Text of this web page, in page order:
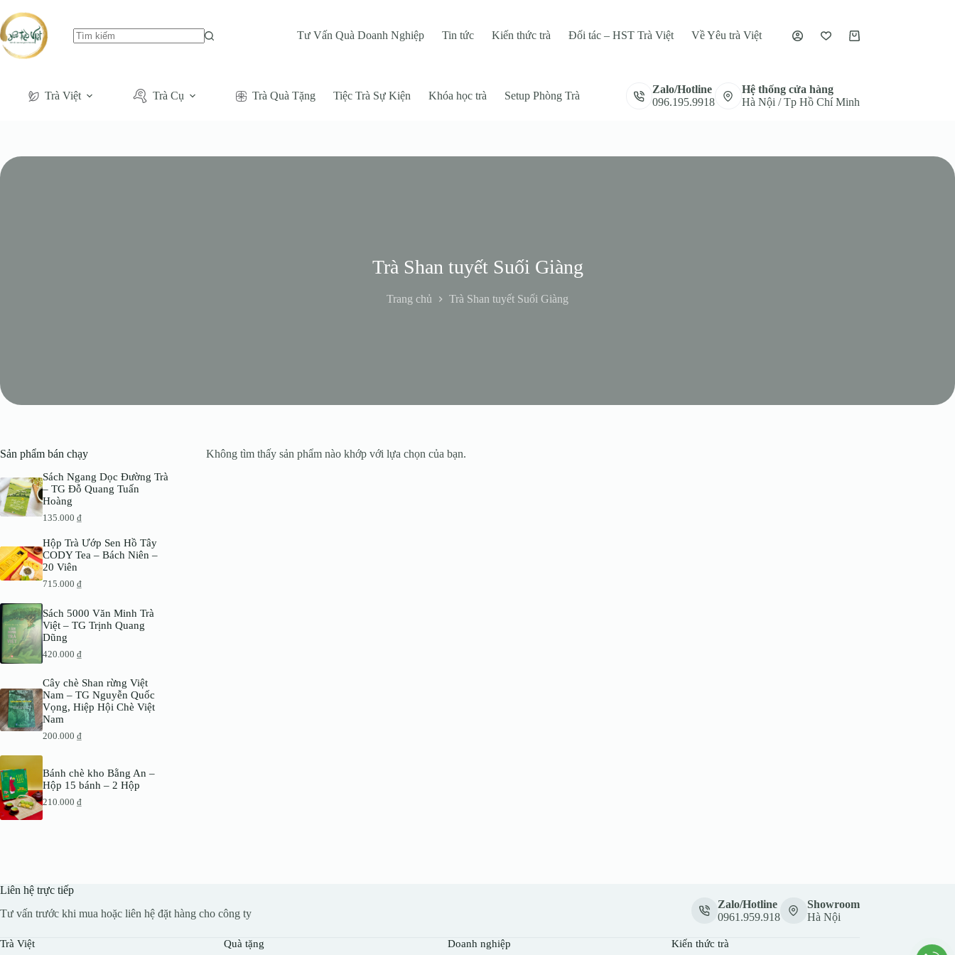
Tư Vấn Quà Doanh Nghiệp Tin tức Kiến thức trà Đối tác – HST Trà Việt Về Yêu trà Việt
Giỏ
Trà Việt Trà Cụ Trà Quà Tặng Tiệc Trà Sự Kiện Khóa học trà Setup Phòng Trà
Zalo/Hotline
096.195.9918
Hệ thống cửa hàng
Hà Nội / Tp Hồ Chí Minh
Trà Shan tuyết Suối Giàng
Trang chủ Trà Shan tuyết Suối Giàng
Không tìm thấy sản phẩm nào khớp với lựa chọn của bạn.
Sản phẩm bán chạy
Sách Ngang Dọc Đường Trà
– TG Đỗ Quang Tuấn
Hoàng
135.000₫
Hộp Trà Ướp Sen Hồ Tây
CODY Tea – Bách Niên –
20 Viên
715.000₫
Sách 5000 Văn Minh Trà
Việt – TG Trịnh Quang
Dũng
420.000₫
Cây chè Shan rừng Việt
Nam – TG Nguyễn Quốc
Vọng, Hiệp Hội Chè Việt
Nam
200.000₫
Bánh chè kho Bằng An –
Hộp 15 bánh – 2 Hộp
210.000₫
Liên hệ trực tiếp
Tư vấn trước khi mua hoặc liên hệ đặt hàng cho công ty
Zalo/Hotline
0961.959.918
Showroom
Hà Nội
Trà Việt Quà tặng Doanh nghiệp Kiến thức trà